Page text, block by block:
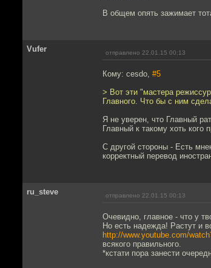
В общем опять зажимает
Vufer отправлено 22.01.15 00:13
Кому: cesdo, #5
> Вот эти "мастера
Главного. Что бы с ним
Я не уверен, что Главный
Главный к такому хоть кого
С другой стороны - Есть
корректный перевод
ru_steve отправлено 22.01.15 00:13
Очевидно, главное - что у
Но есть надежда! Растут и
http://www.youtube.com/
всякого правильного.
*кстати пора занести